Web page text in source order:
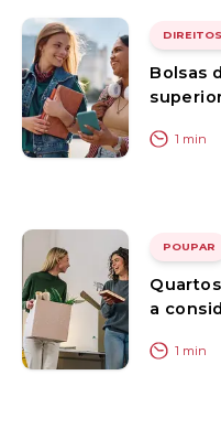
Bolsas
1 min
POUPAR
a
1 min